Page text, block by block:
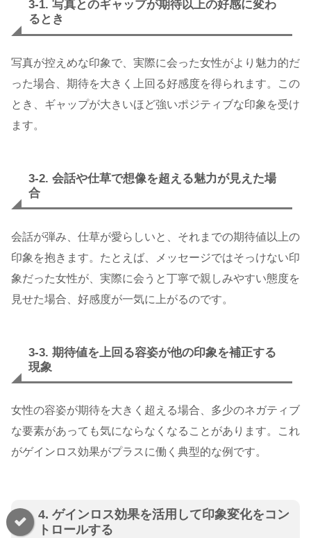
3-1. 写真とのギャップが期待以上の好感に変わ
るとき
写真が控えめな印象で、実際に会った女性がより魅力的だ
った場合、期待を大きく上回る好感度を得られます。この
とき、ギャップが大きいほど強いポジティブな印象を受け
ます。
3-2. 会話や仕草で想像を超える魅力が見えた場
合
会話が弾み、仕草が愛らしいと、それまでの期待値以上の
印象を抱きます。たとえば、メッセージではそっけない印
象だった女性が、実際に会うと丁寧で親しみやすい態度を
見せた場合、好感度が一気に上がるのです。
3-3. 期待値を上回る容姿が他の印象を補正する
現象
女性の容姿が期待を大きく超える場合、多少のネガティブ
な要素があっても気にならなくなることがあります。これ
がゲインロス効果がプラスに働く典型的な例です。
4. ゲインロス効果を活用して印象変化をコン
トロールする